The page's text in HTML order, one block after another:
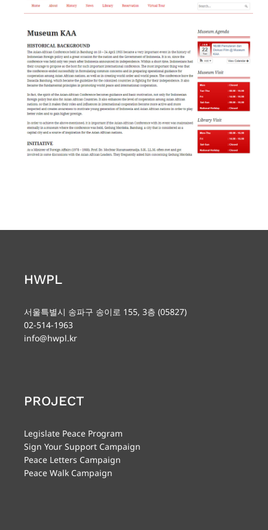
HWPL
서울특별시 송파구 송이로 155, 3층 (05827)
02-514-1963
info@hwpl.kr
PROJECT
Legislate Peace Program
Sign Your Support Campaign
Peace Letters Campaign
Peace Walk Campaign